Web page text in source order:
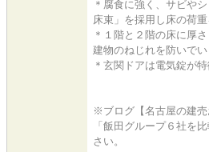
＊腐食に強く、サビや
床束」を採用し床の荷重
＊１階と２階の床に厚
建物のねじれを防いでい
＊玄関ドアは電気錠が
※ブログ【名古屋の建売
「飯田グループ６社を
さい。